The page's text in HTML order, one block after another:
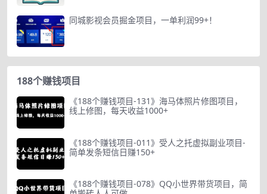
同城影视会员掘金项目，一单利润99+！
188个赚钱项目
《188个赚钱项目-131》海马体照片修图项目，
线上修图，每天收益1000+
《188个赚钱项目-011》受人之托虚拟副业项目-
简单发条短信日赚150+
《188个赚钱项目-078》QQ小世界带货项目，简